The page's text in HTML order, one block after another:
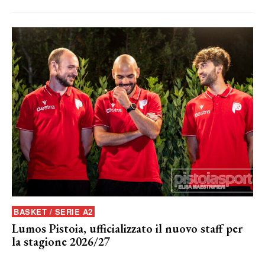
BASKET / SERIE A2
Lumos Pistoia, ufficializzato il nuovo staff per
la stagione 2026/27